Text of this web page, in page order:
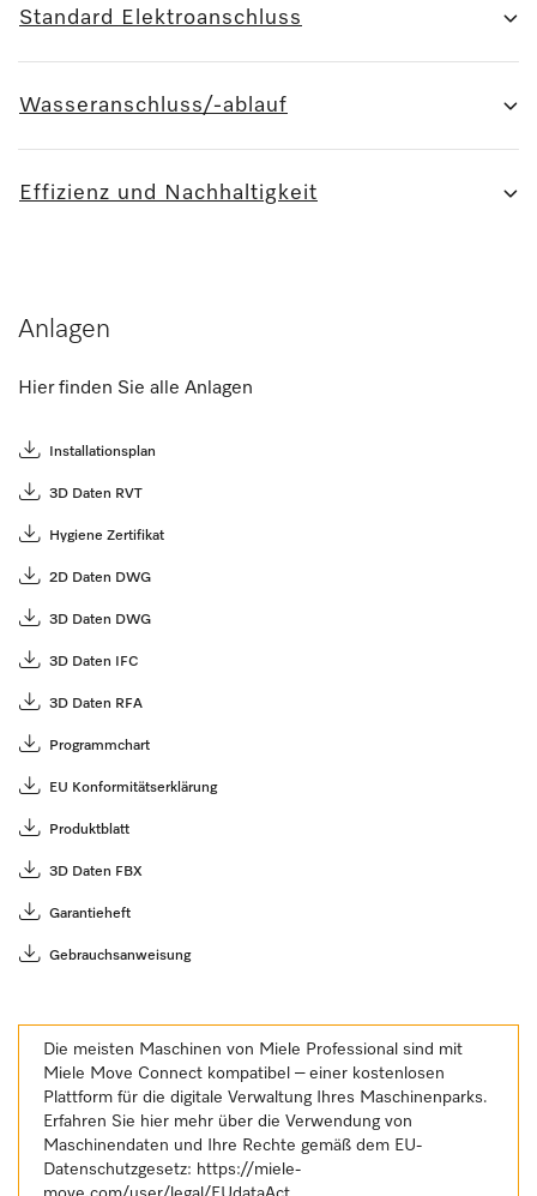
Standard Elektroanschluss
Wasseranschluss/-ablauf
Effizienz und Nachhaltigkeit
Anlagen
Hier finden Sie alle Anlagen
Installationsplan
3D Daten RVT
Hygiene Zertifikat
2D Daten DWG
3D Daten DWG
3D Daten IFC
3D Daten RFA
Programmchart
EU Konformitätserklärung
Produktblatt
3D Daten FBX
Garantieheft
Gebrauchsanweisung
Die meisten Maschinen von Miele Professional sind mit
Miele Move Connect kompatibel – einer kostenlosen
Plattform für die digitale Verwaltung Ihres Maschinenparks.
Erfahren Sie hier mehr über die Verwendung von
Maschinendaten und Ihre Rechte gemäß dem EU-
Datenschutzgesetz: https://miele-